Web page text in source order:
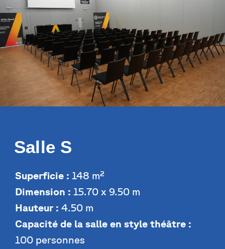
Salle S
Superficie : 148 m²
Dimension : 15.70 x 9.50 m
Hauteur : 4.50 m
Capacité de la salle en style théâtre :
100 personnes